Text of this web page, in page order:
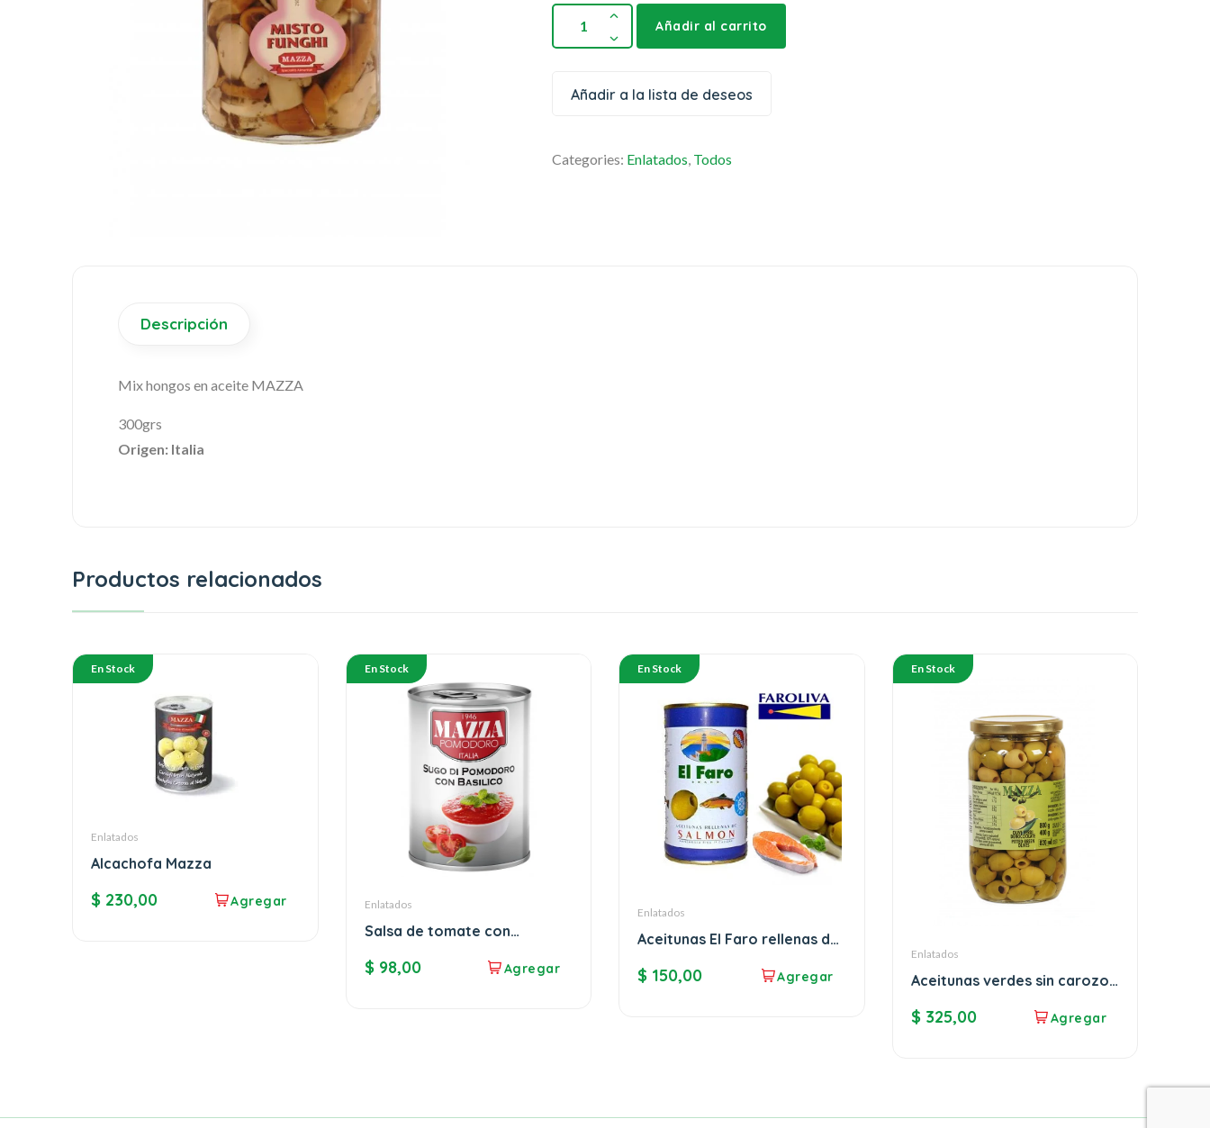
Añadir al carrito
Añadir a la lista de deseos
Categories: Enlatados Todos
Descripción
Mix hongos en aceite MAZZA
300grs
Origen: Italia
Productos relacionados
En Stock
Enlatados
Alcachofa Mazza
$ 230,00
En Stock
Enlatados
Salsa de tomate con
$98,00
En Stock
Enlatados
Aceitunas El Faro rellenas de
$ 150,00
En Stock
Enlatados
Aceitunas verdes sin carozo
$325,00